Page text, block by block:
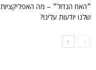
״האח הגדול״ – מה האפליקציות
שלנו יודעות עלינו?